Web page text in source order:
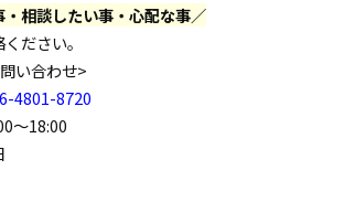
相談したい事・心配な事／
ださい。
い合わせ>
4801-8720
～18:00